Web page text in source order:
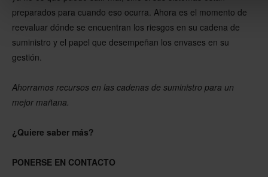
preparados para cuando eso ocurra. Ahora es el momento de
reevaluar dónde se encuentran los riesgos en su cadena de
suministro y el papel que desempeñan los envases en su
gestión.
Ahorramos recursos en las cadenas de suministro para un
mejor mañana.
¿Quiere saber más?
PONERSE EN CONTACTO